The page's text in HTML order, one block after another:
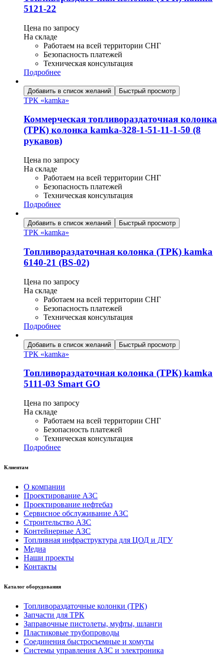
5121-22
Цена по запросу
На складе
Работаем на всей территории СНГ
Безопасность платежей
Техническая консультация
Подробнее
Добавить в список желаний Быстрый просмотр
ТРК «kamka»
Коммерческая топливораздаточная колонка
(ТРК) колонка kamka-328-1-51-11-1-50 (8
рукавов)
Цена по запросу
На складе
Работаем на всей территории СНГ
Безопасность платежей
Техническая консультация
Подробнее
Добавить в список желаний Быстрый просмотр
ТРК «kamka»
Топливораздаточная колонка (ТРК) kamka
6140-21 (BS-02)
Цена по запросу
На складе
Работаем на всей территории СНГ
Безопасность платежей
Техническая консультация
Подробнее
Добавить в список желаний Быстрый просмотр
ТРК «kamka»
Топливораздаточная колонка (ТРК) kamka
5111-03 Smart GO
Цена по запросу
На складе
Работаем на всей территории СНГ
Безопасность платежей
Техническая консультация
Подробнее
Клиентам
О компании
Проектирование АЗС
Проектирование нефтебаз
Сервисное обслуживание АЗС
Строительство АЗС
Контейнерные АЗС
Топливная инфраструктура для ЦОД и ДГУ
Медиа
Наши проекты
Контакты
Каталог оборудования
Топливораздаточные колонки (ТРК)
Запчасти для ТРК
Заправочные пистолеты, муфты, шланги
Пластиковые трубопроводы
Соединения быстросъемные и хомуты
Системы управления АЗС и электроника